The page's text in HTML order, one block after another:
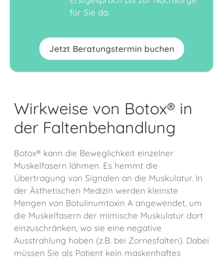
für Sie da.
Jetzt Beratungstermin buchen
Wirkweise von Botox® in
der Faltenbehandlung
Botox® kann die Beweglichkeit einzelner
Muskelfasern lähmen. Es hemmt die
Übertragung von Signalen an die Muskulatur. In
der Ästhetischen Medizin werden kleinste
Mengen von Botulinumtoxin A angewendet, um
die Muskelfasern der mimische Muskulatur dort
einzuschränken, wo sie eine negative
Ausstrahlung haben (z.B. bei Zornesfalten). Dabei
müssen Sie als Patient kein maskenhaftes